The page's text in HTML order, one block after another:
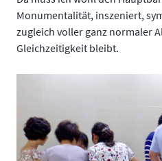
Monumentalität, inszeniert,
zugleich voller ganz normaler
Gleichzeitigkeit bleibt.